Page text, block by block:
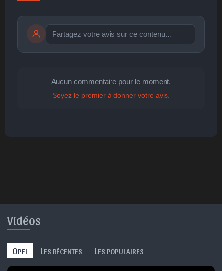
publication immédiate Publier
Aucun commentaire pour le moment.
Soyez le premier à donner votre avis.
Vidéos
OPEL L ES RÉCENTES L ES POPULAIRES